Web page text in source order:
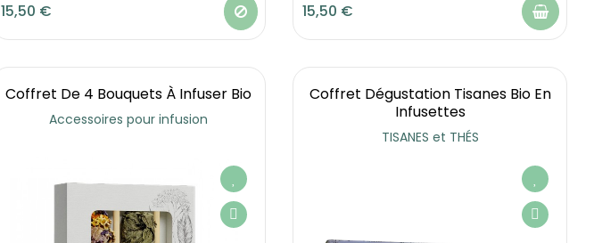
15,50 € 15,50 €
Coffret De 4 Bouquets À Infuser Bio
Accessoires pour infusion
Coffret Dégustation Tisanes Bio En
Infusettes
TISANES et THÉS